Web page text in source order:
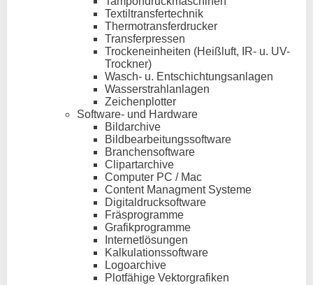
Textiltransfertechnik
Thermotransferdrucker
Transferpressen
Trockeneinheiten (Heißluft, IR- u. UV-
Trockner)
Wasch- u. Entschichtungsanlagen
Wasserstrahlanlagen
Zeichenplotter
Software- und Hardware
Bildarchive
Bildbearbeitungssoftware
Branchensoftware
Clipartarchive
Computer PC / Mac
Content Managment Systeme
Digitaldrucksoftware
Fräsprogramme
Grafikprogramme
Internetlösungen
Kalkulationssoftware
Logoarchive
Plotfähige Vektorgrafiken